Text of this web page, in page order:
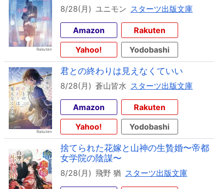
8/28(月) ユニモン スターツ出版文庫
Amazon
Rakuten
Yahoo!
Yodobashi
君との終わりは見えなくていい
8/28(月) 蒼山皆水 スターツ出版文庫
Amazon
Rakuten
Yahoo!
Yodobashi
捨てられた花嫁と山神の生贄婚〜帝都
女学院の陰謀〜
8/28(月) 飛野 猶 スターツ出版文庫